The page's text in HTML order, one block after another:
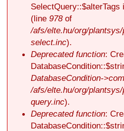
(line 978of
/afs/elte.hu/org/
select.inc).
Deprecated function:
DatabaseCondition-
/afs/elte.hu/org/
query.inc).
Deprecated function: